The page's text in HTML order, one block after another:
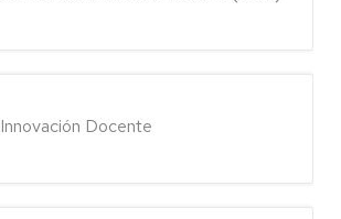
Innovación Docente